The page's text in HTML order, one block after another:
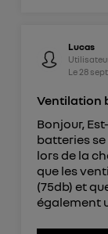
Lucas
Le 28
Ventilation
Bonjour,
batteries
lors de la
que les
(75db) et
également